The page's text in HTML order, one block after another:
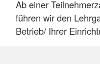
Ab einer
führen wir den
Betrieb/ Ihrer